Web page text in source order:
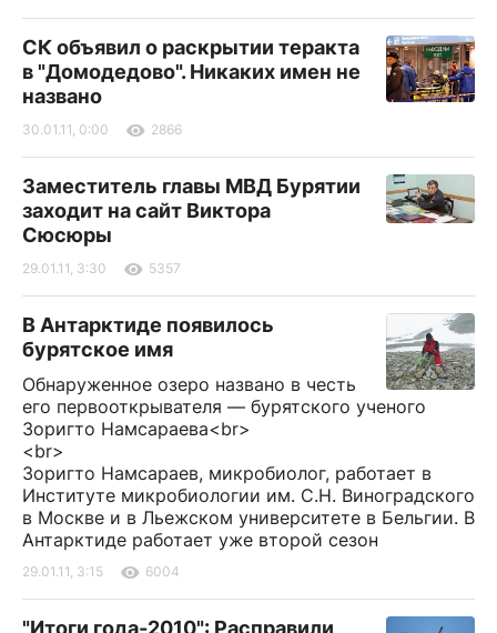
СК объявил о раскрытии теракта
в "Домодедово". Никаких имен не
названо
30.01.11, 0:00 2866
Заместитель главы МВД Бурятии
заходит на сайт Виктора
Сюсюры
29.01.11, 3:30 5357
В Антарктиде появилось
бурятское имя
Обнаруженное озеро названо в честь
его первооткрывателя — бурятского ученого
Зоригто Намсараева<br>
<br>
Зоригто Намсараев, микробиолог, работает в
Институте микробиологии им. С.Н. Виноградского
в Москве и в Льежском университете в Бельгии. В
Антарктиде работает уже второй сезон
29.01.11, 3:15 6004
"Итоги года-2010": Расправили